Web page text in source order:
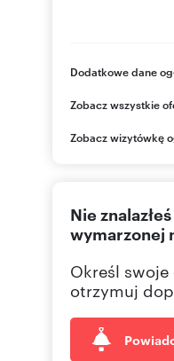
Dodatkowe dane
Katowice
PL
322515
Zobacz wszystkie
Zobacz wizytówkę
Nie
wymarzonej
Określ
otrzymuj